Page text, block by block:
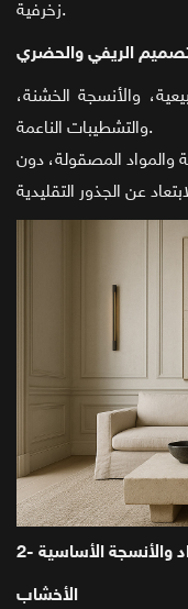
زخرفية.
الريفي والحضري
والأنسجة الخشنة،
والتشطيبات الناعمة.
والمواد المصقولة، دون
والأنسجة الأساسية
الأخشاب